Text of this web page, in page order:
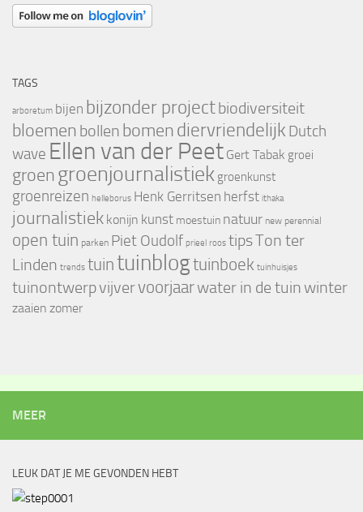
TAGS
arboretum bijen bijzonder projectbiodiversiteit
bloemen bollen bomendiervriendelijk Dutch
wave Ellen van der Peet Gert Tabak groei
groengroenjournalistiek groenkunst
groenreizen helleborus Henk Gerritsen herfst ithaka
journalistiek konijn kunst moestuin natuur new perennial
open tuin parken Piet Oudolf prieel roos tipsTon ter
Linden trends tuintuinblogtuinboek tuinhuisjes
tuinontwerpvijvervoorjaarwater in de tuinwinter
zaaien zomer
MEER
LEUK DAT JE ME GEVONDEN HEBT